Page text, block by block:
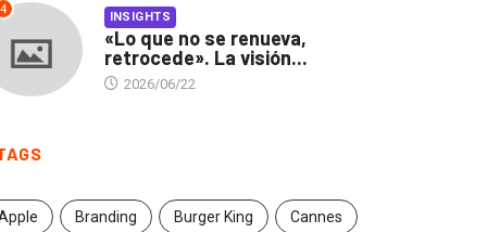
4 INSIGHTS
«Lo que no se renueva,
retrocede». La visión...
2026/06/22
Branding Burger King Cannes